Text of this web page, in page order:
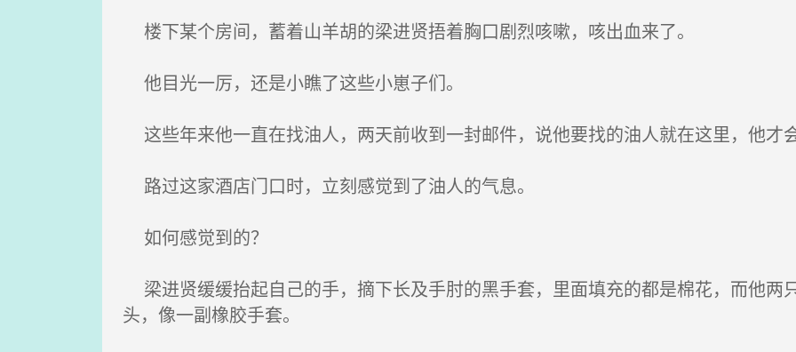
楼下某个房间，蓄着山羊胡的梁进贤捂着胸口剧烈咳嗽，咳出血来了。
他目光一厉，还是小瞧了这些小崽子们。
这些年来他一直在找油人，两天前收到一封邮件，说他要找的油人就在这里，他才
路过这家酒店门口时，立刻感觉到了油人的气息。
如何感觉到的？
梁进贤缓缓抬起自己的手，摘下长及手肘的黑手套，里面填充的都是棉花，而他两
头，像一副橡胶手套。